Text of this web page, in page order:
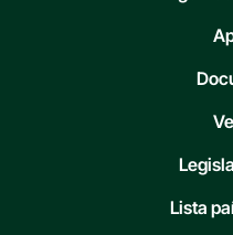
Lista